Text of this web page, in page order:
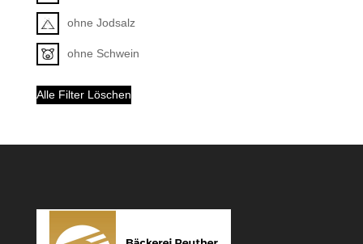
ohne Jodsalz
ohne Schwein
Alle Filter Löschen